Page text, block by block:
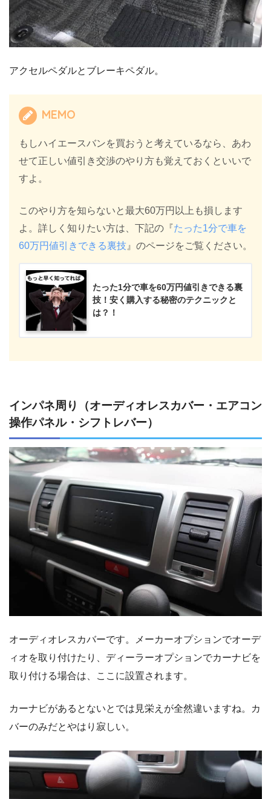
アクセルペダルとブレーキペダル。
MEMO
もしハイエースバンを買おうと考えているなら、あわ
せて正しい値引き交渉のやり方も覚えておくといいで
すよ。
このやり方を知らないと最大60万円以上も損します
よ。詳しく知りたい方は、下記の『たった1分で車を
60万円値引きできる裏技 』のページをご覧ください。
たった1分で車を60万円値引きできる裏
技！安く購入する秘密のテクニックと
は？！
インパネ周り（オーディオレスカバー・エアコン
操作パネル・シフトレバー）
オーディオレスカバーです。メーカーオプションでオーデ
ィオを取り付けたり、ディーラーオプションでカーナビを
取り付ける場合は、ここに設置されます。
カーナビがあるとないとでは見栄えが全然違いますね。カ
バーのみだとやはり寂しい。